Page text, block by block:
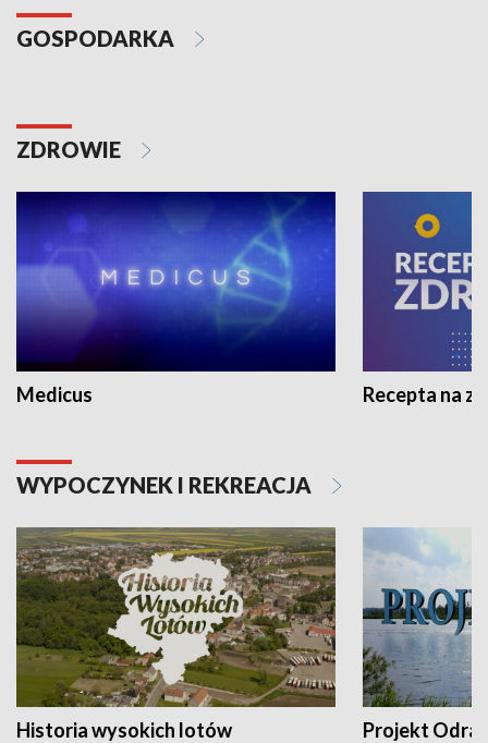
GOSPODARKA
ZDROWIE
Medicus Recepta na
WYPOCZYNEK I REKREACJA
Historia wysokich lotów Projekt Odra